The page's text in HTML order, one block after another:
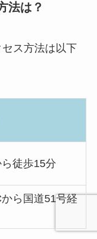
法は？
ス方法は以下
徒歩15分
ら国道51号経